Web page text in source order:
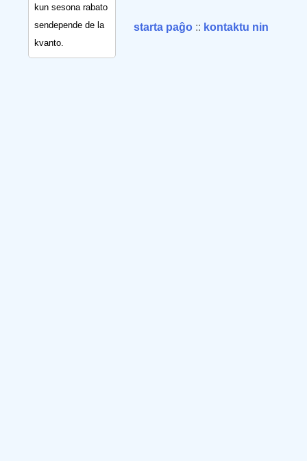
kun sesona rabato
sendepende de la
kvanto.
starta paĝo :: kontaktu nin